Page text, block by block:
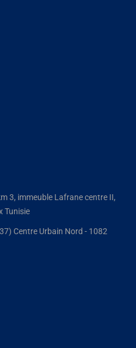
3, immeuble Lafrane centre II,
Tunisie
Centre Urbain Nord - 1082